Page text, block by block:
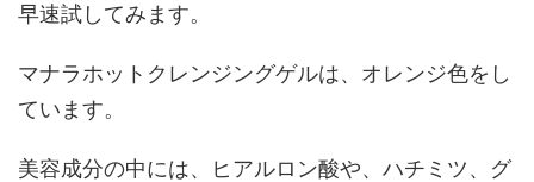
早速試してみます。
マナラホットクレンジングゲルは、オレンジ色をし
ています。
美容成分の中には、ヒアルロン酸や、ハチミツ、グ